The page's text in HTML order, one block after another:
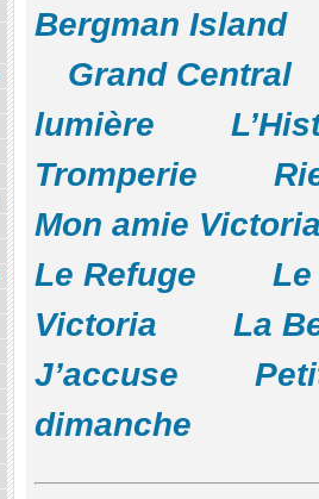
Bergman Island
Grand Central
lumière
Tromperie
Mon amie
Le Refuge
Victoria
La
J’accuse
dimanche